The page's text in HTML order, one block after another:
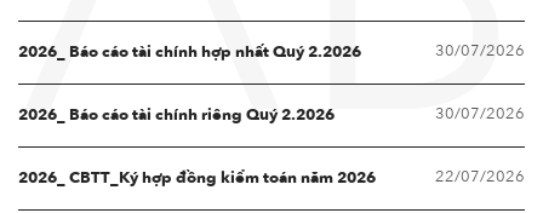
2026_ Báo cáo tài chính hợp nhất Quý 2.2026 30/07/2026
2026_ Báo cáo tài chính riêng Quý 2.2026 30/07/2026
2026_ CBTT_Ký hợp đồng kiểm toán năm 2026 22/07/2026